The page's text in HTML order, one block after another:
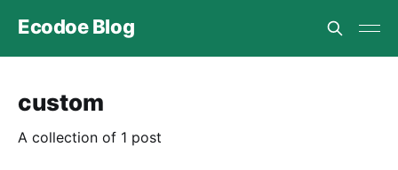
Ecodoe Blog
custom
A collection of 1 post